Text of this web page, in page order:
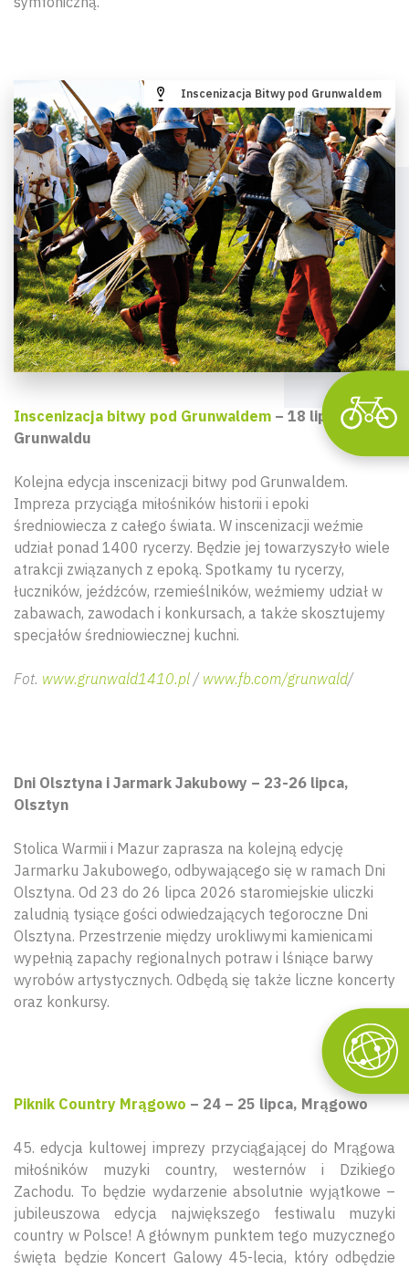
Inscenizacja bitwy pod Grunwaldem – 18 lipca, Pola
Grunwaldu
Kolejna edycja inscenizacji bitwy pod Grunwaldem.
Impreza przyciąga miłośników historii i epoki
średniowiecza z całego świata. W inscenizacji weźmie
udział ponad 1400 rycerzy. Będzie jej towarzyszyło wiele
atrakcji związanych z epoką. Spotkamy tu rycerzy,
łuczników, jeźdźców, rzemieślników, weźmiemy udział w
zabawach, zawodach i konkursach, a także skosztujemy
specjałów średniowiecznej kuchni.
Fot. www.grunwald1410.pl / www.fb.com/grunwald/
Inscenizacja Bitwy pod Grunwaldem
Dni Olsztyna i Jarmark Jakubowy – 23-26 lipca,
Olsztyn
Stolica Warmii i Mazur zaprasza na kolejną edycję
Jarmarku Jakubowego, odbywającego się w ramach Dni
Olsztyna. Od 23 do 26 lipca 2026 staromiejskie uliczki
zaludnią tysiące gości odwiedzających tegoroczne Dni
Olsztyna. Przestrzenie między urokliwymi kamienicami
wypełnią zapachy regionalnych potraw i lśniące barwy
wyrobów artystycznych. Odbędą się także liczne koncerty
oraz konkursy.
Piknik Country Mrągowo – 24 – 25 lipca, Mrągowo
45. edycja kultowej imprezy przyciągającej do Mrągowa
miłośników muzyki country, westernów i Dzikiego
Zachodu. To będzie wydarzenie absolutnie wyjątkowe –
jubileuszowa edycja największego festiwalu muzyki
country w Polsce! A głównym punktem tego muzycznego
święta będzie Koncert Galowy 45-lecia, który odbędzie